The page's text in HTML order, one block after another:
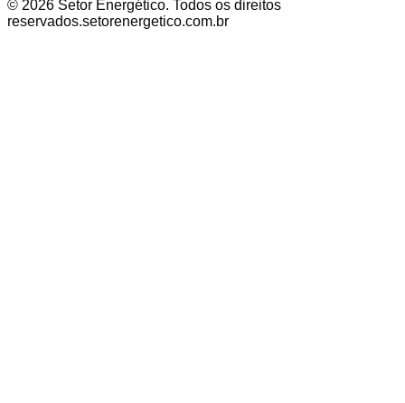
© 2026 Setor Energético. Todos os direitos
reservados.setorenergetico.com.br